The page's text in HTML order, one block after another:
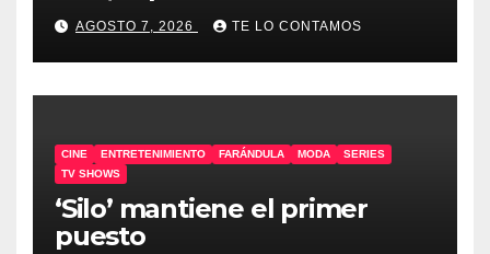
Loly, Marengo y Maglietti
AGOSTO 7, 2026 TE LO CONTAMOS
CINE ENTRETENIMIENTO FARÁNDULA MODA
SERIES
TV SHOWS
‘Silo’ mantiene el primer
puesto